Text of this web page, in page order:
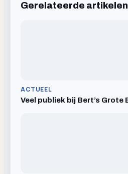
Gerelateerde artikelen
ACTUEEL
Veel publiek bij Bert’s Grote